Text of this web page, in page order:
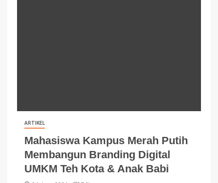
ARTIKEL
Mahasiswa Kampus Merah Putih
Membangun Branding Digital
UMKM Teh Kota & Anak Babi